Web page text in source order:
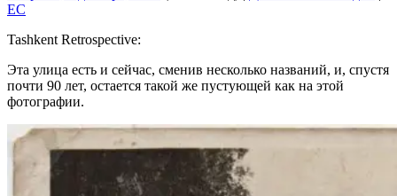
EC
Tashkent Retrospective:
Эта улица есть и сейчас, сменив несколько названий, и, спустя
почти 90 лет, остается такой же пустующей как на этой
фотографии.